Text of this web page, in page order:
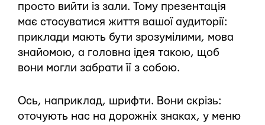
просто вийти із зали. Тому презентація
має стосуватися життя вашої аудиторії:
приклади мають бути зрозумілими, мова
знайомою, а головна ідея такою, щоб
вони могли забрати її з собою.
Ось, наприклад, шрифти. Вони скрізь:
оточують нас на дорожніх знаках, у меню